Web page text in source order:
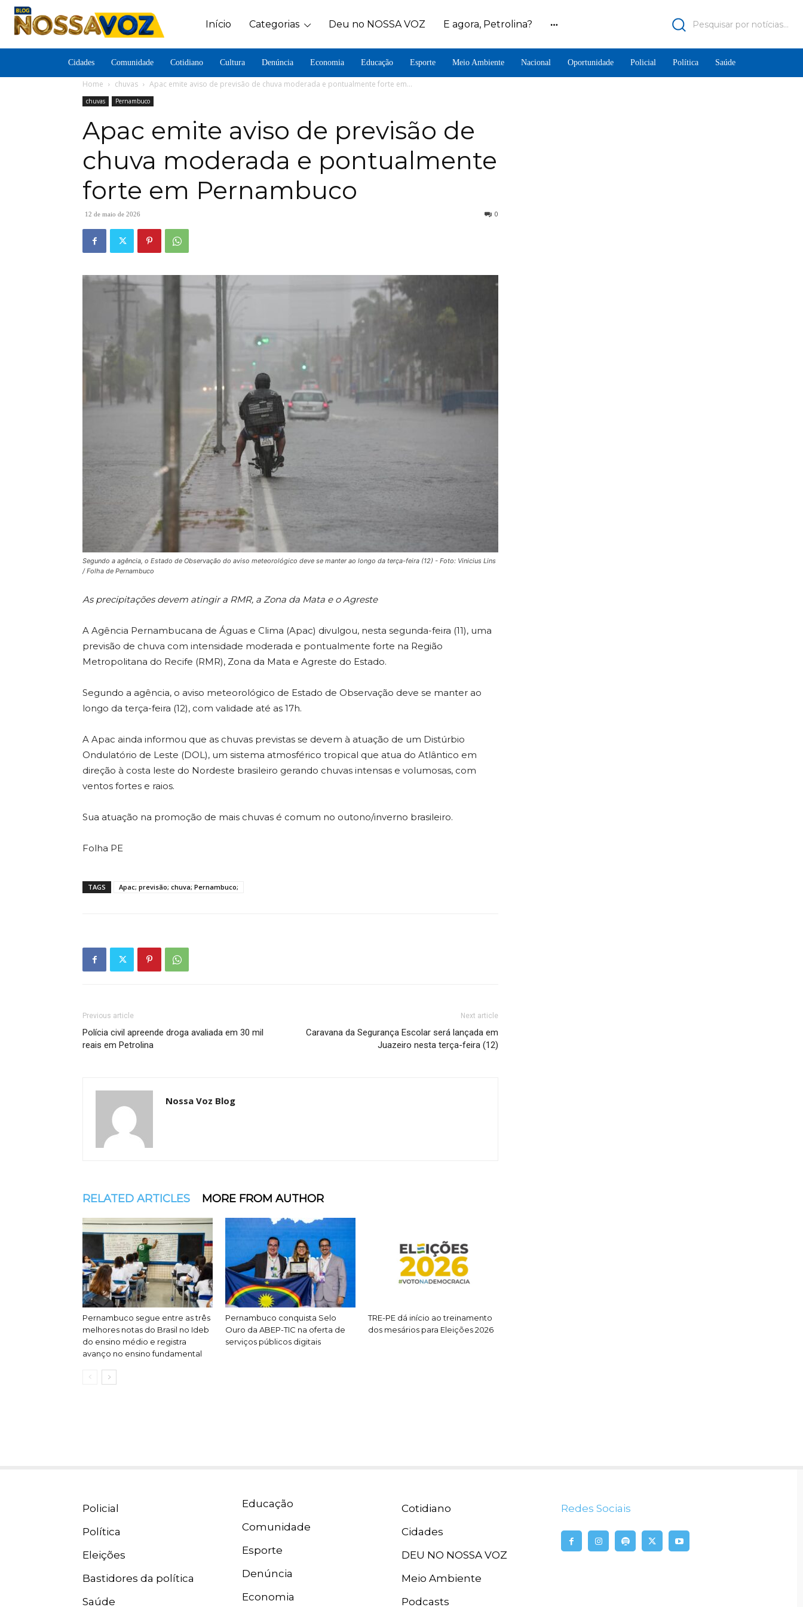
Início Categorias Deu no NOSSA VOZ E agora, Petrolina? Pesquisar por notícias...
Cidades Comunidade Cotidiano Cultura Denúncia Economia Educação Esporte Meio Ambiente Nacional Oportunidade Policial Política Saúde
Home chuvas Apac emite aviso de previsão de chuva moderada e pontualmente forte em...
chuvas Pernambuco
Apac emite aviso de previsão de
chuva moderada e pontualmente
forte em Pernambuco
12 de maio de 2026 0
Segundo a agência, o Estado de Observação do aviso meteorológico deve se manter ao longo da terça-feira (12) - Foto: Vinicius Lins
/ Folha de Pernambuco
As precipitações devem atingir a RMR, a Zona da Mata e o Agreste
A Agência Pernambucana de Águas e Clima (Apac) divulgou, nesta segunda-feira (11), uma
previsão de chuva com intensidade moderada e pontualmente forte na Região
Metropolitana do Recife (RMR), Zona da Mata e Agreste do Estado.
Segundo a agência, o aviso meteorológico de Estado de Observação deve se manter ao
longo da terça-feira (12), com validade até as 17h.
A Apac ainda informou que as chuvas previstas se devem à atuação de um Distúrbio
Ondulatório de Leste (DOL), um sistema atmosférico tropical que atua do Atlântico em
direção à costa leste do Nordeste brasileiro gerando chuvas intensas e volumosas, com
ventos fortes e raios.
Sua atuação na promoção de mais chuvas é comum no outono/inverno brasileiro.
Folha PE
TAGS Apac; previsão; chuva; Pernambuco;
Previous article
Polícia civil apreende droga avaliada em 30 mil
reais em Petrolina
Next article
Caravana da Segurança Escolar será lançada em
Juazeiro nesta terça-feira (12)
Nossa Voz Blog
RELATED ARTICLES MORE FROM AUTHOR
Pernambuco segue entre as três
melhores notas do Brasil no Ideb
do ensino médio e registra
avanço no ensino fundamental
Pernambuco conquista Selo
Ouro da ABEP-TIC na oferta de
serviços públicos digitais
TRE-PE dá início ao treinamento
dos mesários para Eleições 2026
Policial
Política
Eleições
Bastidores da política
Saúde
Educação
Comunidade
Esporte
Denúncia
Economia
Cotidiano
Cidades
DEU NO NOSSA VOZ
Meio Ambiente
Podcasts
Redes Sociais